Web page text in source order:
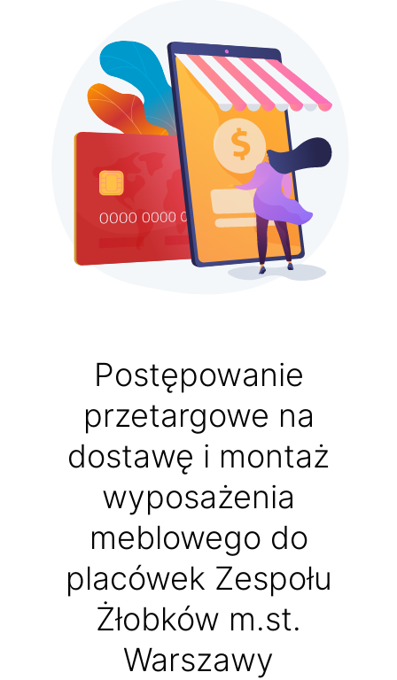
Postępowanie
przetargowe na
dostawę i montaż
wyposażenia
meblowego do
placówek Zespołu
Żłobków m.st.
Warszawy